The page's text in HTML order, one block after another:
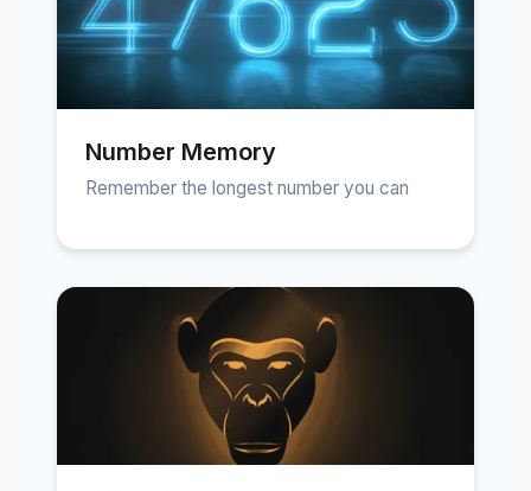
Number Memory
Remember the longest number you can